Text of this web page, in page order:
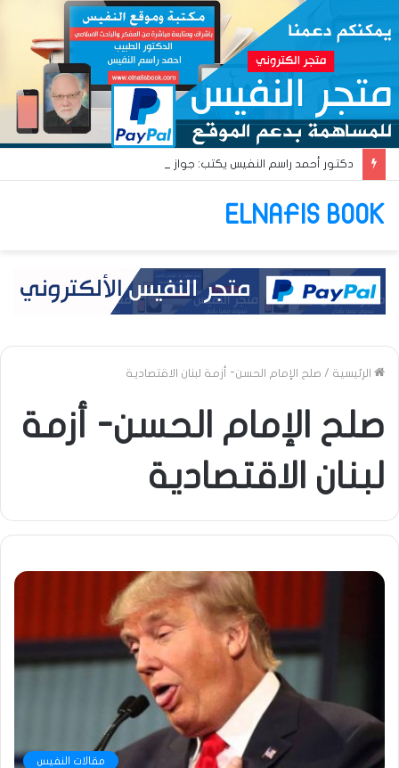
ELNAFIS BOOK
الرئيسية / صلح الإمام الحسن- أزمة لبنان الاقتصادية
صلح الإمام الحسن- أزمة
لبنان الاقتصادية
مقالات النفيس